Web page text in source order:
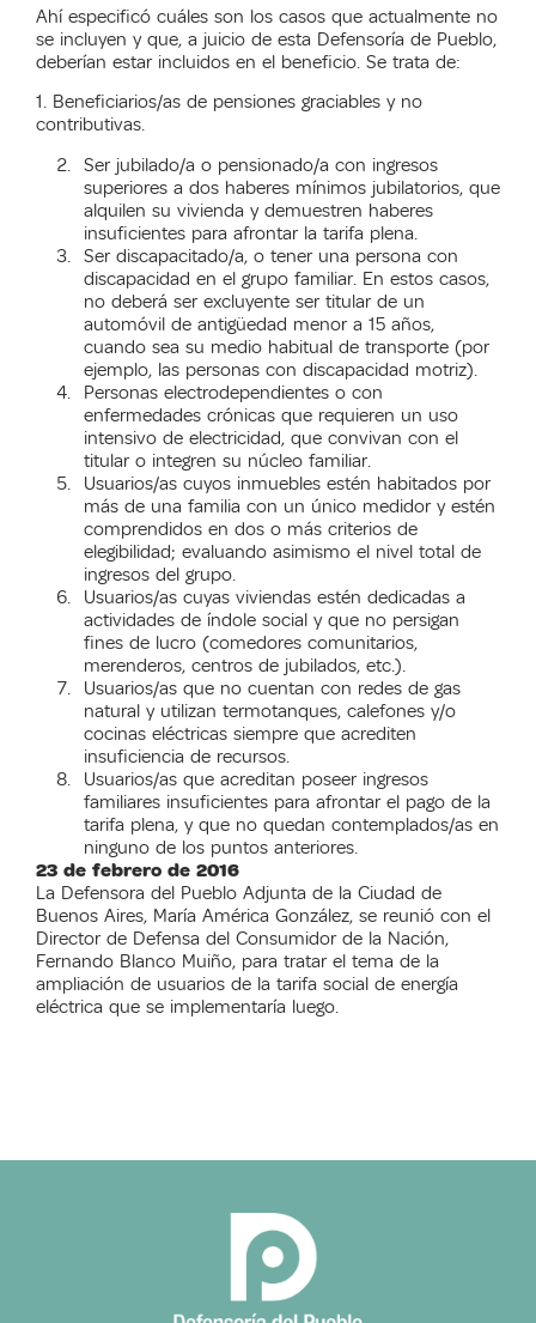
Ahí especificó cuáles son los casos que actualmente no
se incluyen y que, a juicio de esta Defensoría de Pueblo,
deberían estar incluidos en el beneficio. Se trata de:
1. Beneficiarios/as de pensiones graciables y no
contributivas.
Ser jubilado/a o pensionado/a con ingresos
superiores a dos haberes mínimos jubilatorios, que
alquilen su vivienda y demuestren haberes
insuficientes para afrontar la tarifa plena.
Ser discapacitado/a, o tener una persona con
discapacidad en el grupo familiar. En estos casos,
no deberá ser excluyente ser titular de un
automóvil de antigüedad menor a 15 años,
cuando sea su medio habitual de transporte (por
ejemplo, las personas con discapacidad motriz).
Personas electrodependientes o con
enfermedades crónicas que requieren un uso
intensivo de electricidad, que convivan con el
titular o integren su núcleo familiar.
Usuarios/as cuyos inmuebles estén habitados por
más de una familia con un único medidor y estén
comprendidos en dos o más criterios de
elegibilidad; evaluando asimismo el nivel total de
ingresos del grupo.
Usuarios/as cuyas viviendas estén dedicadas a
actividades de índole social y que no persigan
fines de lucro (comedores comunitarios,
merenderos, centros de jubilados, etc.).
Usuarios/as que no cuentan con redes de gas
natural y utilizan termotanques, calefones y/o
cocinas eléctricas siempre que acrediten
insuficiencia de recursos.
Usuarios/as que acreditan poseer ingresos
familiares insuficientes para afrontar el pago de la
tarifa plena, y que no quedan contemplados/as en
ninguno de los puntos anteriores.
23 de febrero de 2016
La Defensora del Pueblo Adjunta de la Ciudad de
Buenos Aires, María América González, se reunió con el
Director de Defensa del Consumidor de la Nación,
Fernando Blanco Muiño, para tratar el tema de la
ampliación de usuarios de la tarifa social de energía
eléctrica que se implementaría luego.